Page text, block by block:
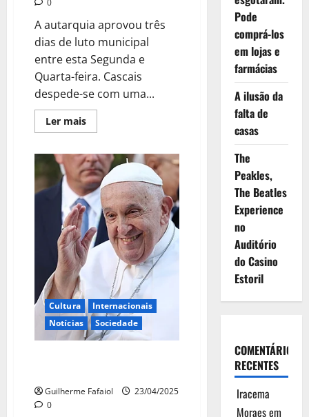
0
A autarquia aprovou três
dias de luto municipal
entre esta Segunda e
Quarta-feira. Cascais
despede-se com uma...
Ler maisLeia
mais
despede-
se
do
único
Papa
a
visitar
o
concelho
Cultura
Internacionais
Notícias
Sociedade
Guilherme Fafaiol
23/04/2025
0
Pode
comprá-los
em lojas e
farmácias
A ilusão da
falta de
casas
The
Peakles,
The Beatles
Experience
no
Auditório
do Casino
Estoril
COMENTÁRIOS
RECENTES
Iracema
Moraesem